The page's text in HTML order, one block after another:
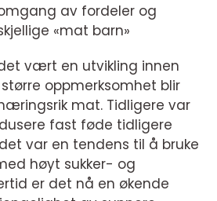
av fordeler og
«mat barn»
vært en utvikling innen
oppmerksomhet blir
mat. Tidligere var
fast føde tidligere
var en tendens til å bruke
høyt sukker- og
er det nå en økende